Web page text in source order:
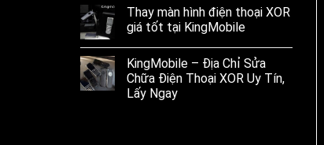
Thay màn hình điện thoại XOR
giá tốt tại KingMobile
KingMobile – Địa Chỉ Sửa
Chữa Điện Thoại XOR Uy Tín,
Lấy Ngay